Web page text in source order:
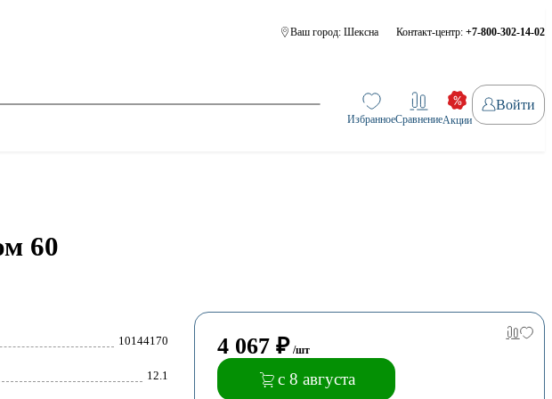
Ваш город: Шексна Контакт-центр: +7-800-302-14-02
ИзбранноеСравнениеАкции
Войти
60
10144170
12.1
4 067 ₽ /шт
с 8 августа